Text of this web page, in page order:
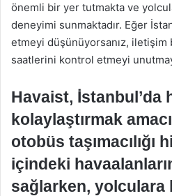
önemli bir yer tutmakta ve
deneyimi sunmaktadır. Eğer
etmeyi düşünüyorsanız,
saatlerini kontrol etmeyi
Havaist, İstanbul’da
kolaylaştırmak
otobüs taşımacılığı
içindeki
sağlarken, yolculara